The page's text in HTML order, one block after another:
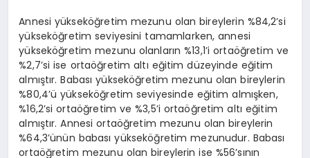
Annesi yükseköğretim mezunu olan bireylerin %84,2’si
yükseköğretim seviyesini tamamlarken, annesi
yükseköğretim mezunu olanların %13,1’i ortaöğretim ve
%2,7’si ise ortaöğretim altı eğitim düzeyinde eğitim
almıştır. Babası yükseköğretim mezunu olan bireylerin
%80,4’ü yükseköğretim seviyesinde eğitim almışken,
%16,2’si ortaöğretim ve %3,5’i ortaöğretim altı eğitim
almıştır. Annesi ortaöğretim mezunu olan bireylerin
%64,3’ünün babası yükseköğretim mezunudur. Babası
ortaöğretim mezunu olan bireylerin ise %56’sının